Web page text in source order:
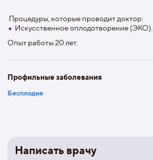
Написать врачу
Процедуры, которые проводит доктор:
Искусственное оплодотворение (ЭКО).
Опыт работы 20 лет.
Профильные заболевания
Бесплодие